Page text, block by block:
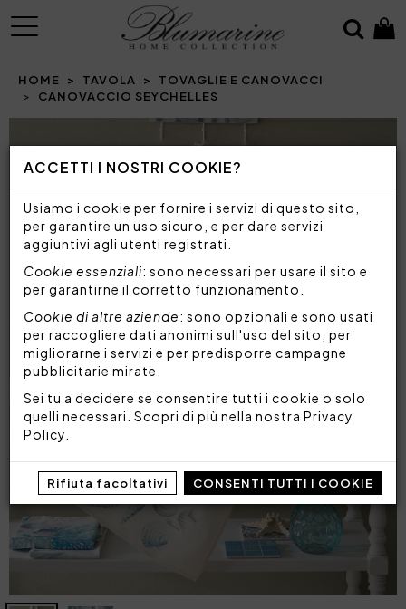
ACCETTI I NOSTRI COOKIE?
Usiamo i cookie per fornire i servizi di questo sito,
per garantire un uso sicuro, e per dare servizi
aggiuntivi agli utenti registrati.
Cookie essenziali: sono necessari per usare il sito e
per garantirne il corretto funzionamento.
Cookie di altre aziende: sono opzionali e sono usati
per raccogliere dati anonimi sull'uso del sito, per
migliorarne i servizi e per predisporre campagne
pubblicitarie mirate.
Sei tu a decidere se consentire tutti i cookie o solo
quelli necessari. Scopri di più nella nostra Privacy
Policy
Rifiuta facoltativi CONSENTI TUTTI I COOKIE
MENU
HOME TAVOLA
TOVAGLIE E CANOVACCI
CANOVACCIO SEYCHELLES
Prev